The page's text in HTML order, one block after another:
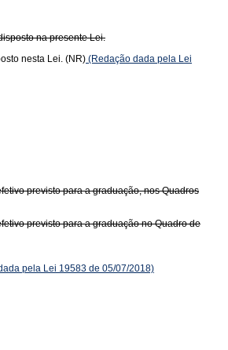
na presente Lei.
nesta Lei. (NR) (Redação dada pela Lei
previsto para a graduação, nos Quadros
previsto para a graduação no Quadro de
pela Lei 19583 de 05/07/2018)